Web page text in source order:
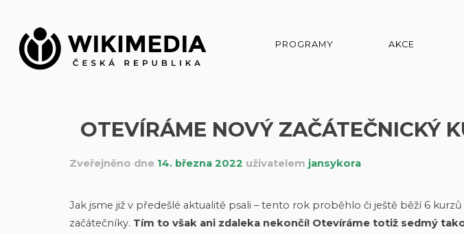
obsah
PROGRAMY AKCE
OTEVÍRÁME NOVÝ ZAČÁTEČNICKÝ
Zveřejněno dne 14. března 2022 uživatelem jansykora
Jak jsme již v předešlé aktualitě psali – tento rok proběhlo či ještě běží 6 kurzů
začátečníky. Tím to však ani zdaleka nekončí! Otevíráme totiž sedmý